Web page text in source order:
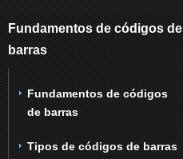
Fundamentos de códigos de
barras
Fundamentos de códigos
de barras
Tipos de códigos de barras